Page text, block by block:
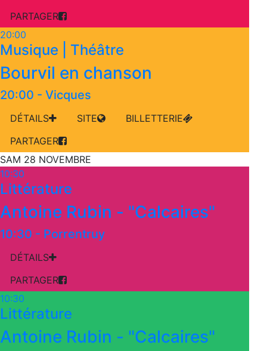
PARTAGER
20:00
Musique | Théâtre
Bourvil en chanson
20:00 - Vicques
DÉTAILS SITE
BILLETTERIE
PARTAGER
SAM 28 NOVEMBRE
10:30
Littérature
Antoine Rubin - "Calcaires"
10:30 - Porrentruy
DÉTAILS
PARTAGER
10:30
Littérature
Antoine Rubin - "Calcaires"